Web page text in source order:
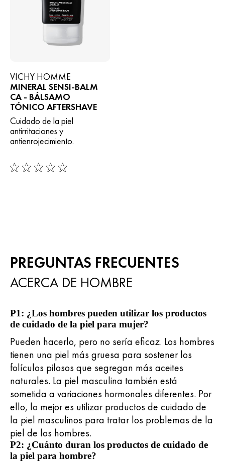
VICHY HOMME
MINERAL SENSI-BALM
CA - BÁLSAMO
TÓNICO AFTERSHAVE
Cuidado de la piel
antirritaciones y
antienrojecimiento.
0/5
PREGUNTAS FRECUENTES
ACERCA DE HOMBRE
P1: ¿Los hombres pueden utilizar los productos
de cuidado de la piel para mujer?
Pueden hacerlo, pero no sería eficaz. Los hombres
tienen una piel más gruesa para sostener los
folículos pilosos que segregan más aceites
naturales. La piel masculina también está
sometida a variaciones hormonales diferentes. Por
ello, lo mejor es utilizar productos de cuidado de
la piel masculinos para tratar los problemas de la
piel de los hombres.
P2: ¿Cuánto duran los productos de cuidado de
la piel para hombre?